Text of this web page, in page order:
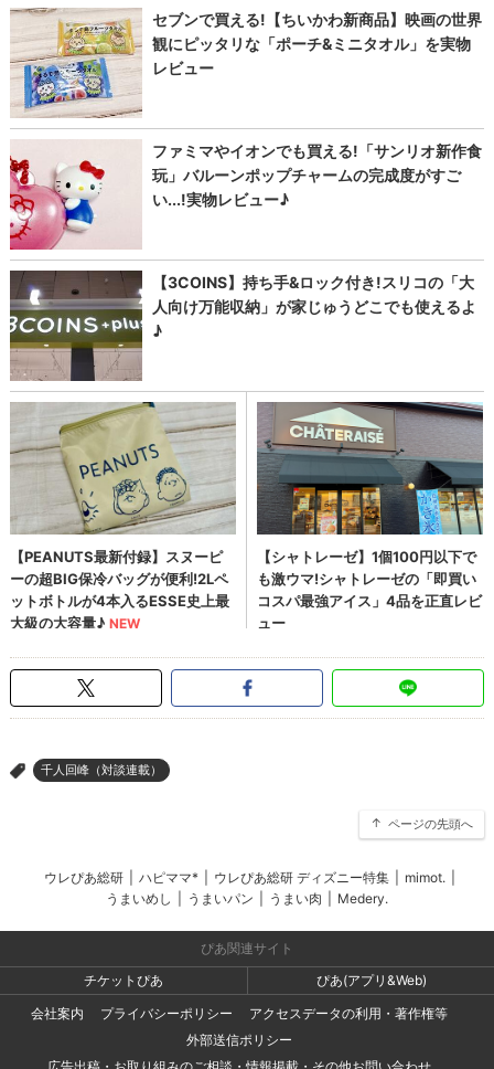
> 千人回峰（対談連載）
ページの先頭へ
ウレぴあ総研 ハピママ* ウレぴあ総研 ディズニー特集 mimot.
うまいめし
うまいパン うまい肉 Medery.
ぴあ関連サイト
チケットぴあ
ぴあ(アプリ&Web)
会社案内
プライバシーポリシー
アクセスデータの利用・著作権等
外部送信ポリシー